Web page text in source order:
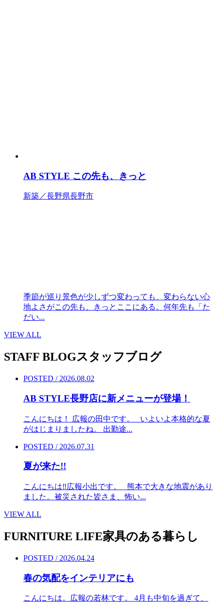
AB STYLE この先も、きっと
新築／長野県長野市
季節が巡り景色が少しずつ変わっても、変わらない心
地よさがこの先も、きっとここにある。何年先も「た
だい...
VIEW ALL
STAFF BLOGスタッフブログ
POSTED / 2026.08.02
AB STYLE長野店に新メニューが登場！
こんにちは！ 広報の田中です。 いよいよ本格的な夏
がはじまりましたね。 出勤途...
POSTED / 2026.07.31
夏が来た!!
こんにちは‼︎広報小出です。 熊本で大きな地震があり
ました。被災された皆さま、怖い...
VIEW ALL
FURNITURE LIFE家具のある暮らし
POSTED / 2026.04.24
春の気配をインテリアにも
こんにちは。広報の若林です。 4月も中旬を過ぎて、